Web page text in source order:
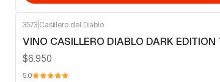
3573 Casillero del Diablo
VINO CASILLERO DIABLO DARK
$6.950
5.0